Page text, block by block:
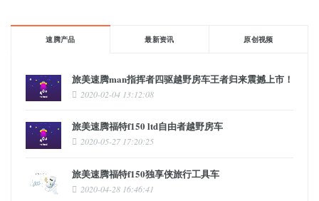
速腾产品 最新资讯 原创视频
旅美速腾man指挥者四驱越野房车王者归来震撼上市！
2020-02-04 13:12:08
旅美速腾福特f150 ltd自由者越野房车
2020-05-27 17:20:25
旅美速腾福特f150独享侠旅行工具车
2020-04-28 16:46:41